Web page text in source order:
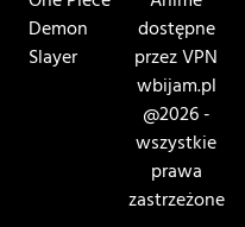
Demon
Slayer
dostępne
przez VPN
wbijam.pl
@2026 -
wszystkie
prawa
zastrzeżone